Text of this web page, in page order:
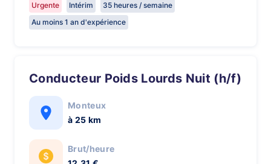
Urgente Intérim
35 heures / semaine
Au moins 1 an d'expérience
Conducteur Poids Lourds Nuit (h/f)
Monteux
à 25 km
Brut/heure